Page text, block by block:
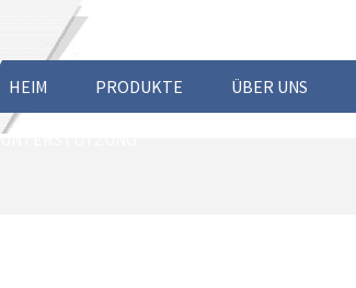
HEIM PRODUKTE ÜBER UNS
UNTERSTÜTZUNG